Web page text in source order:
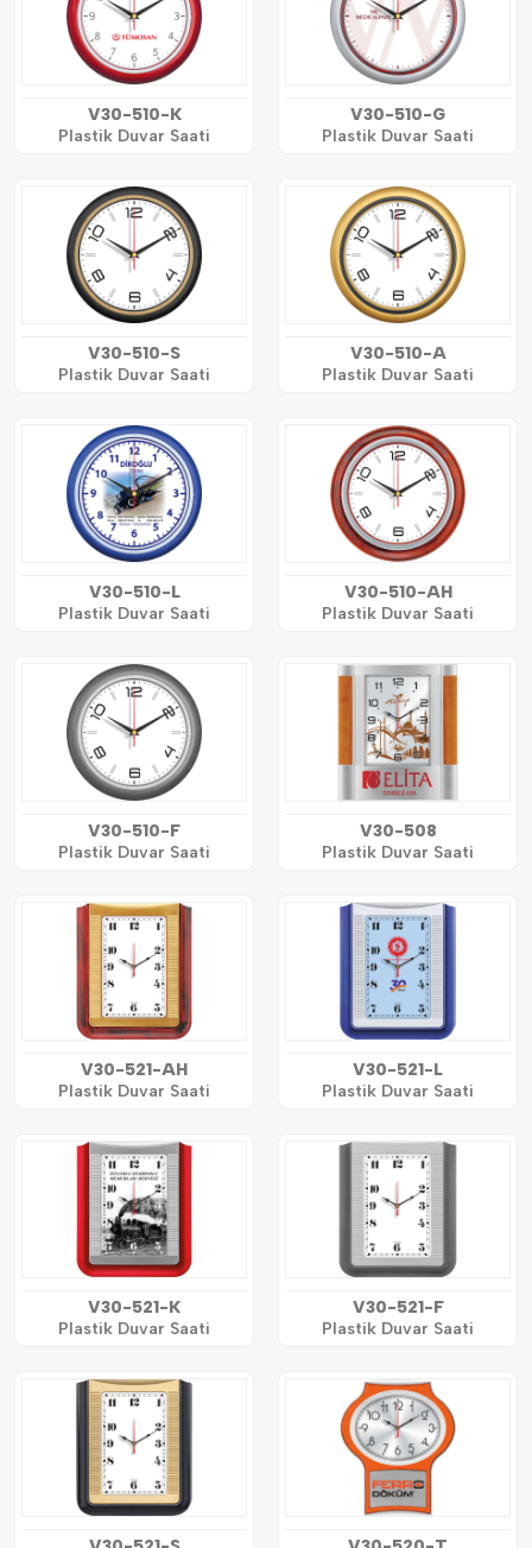
V30-510-K
Plastik Duvar Saati
V30-510-G
Plastik Duvar Saati
V30-510-S
Plastik Duvar Saati
V30-510-A
Plastik Duvar Saati
V30-510-L
Plastik Duvar Saati
V30-510-AH
Plastik Duvar Saati
V30-510-F
Plastik Duvar Saati
V30-508
Plastik Duvar Saati
V30-521-AH
Plastik Duvar Saati
V30-521-L
Plastik Duvar Saati
V30-521-K
Plastik Duvar Saati
V30-521-F
Plastik Duvar Saati